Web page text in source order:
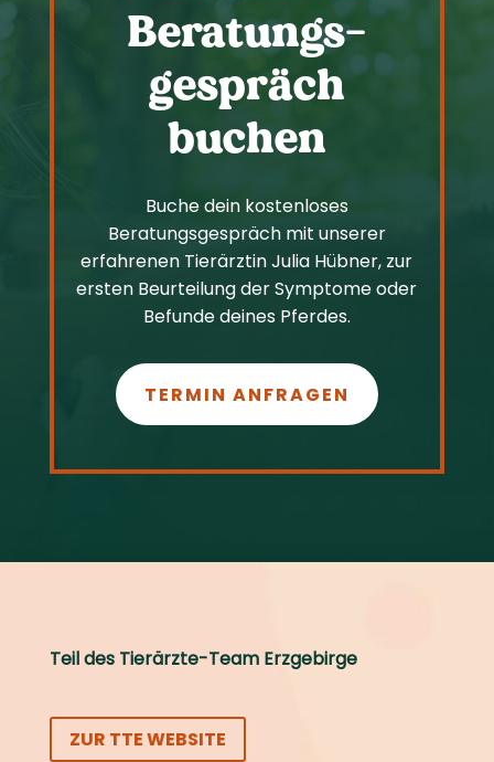
Beratungs­
gespräch
buchen
Buche dein kostenloses
Beratungsgespräch mit unserer
erfahrenen Tierärztin Julia Hübner, zur
ersten Beurteilung der Symptome oder
Befunde deines Pferdes.
TERMIN ANFRAGEN
Teil des Tierärzte-Team Erzgebirge
ZUR TTE WEBSITE